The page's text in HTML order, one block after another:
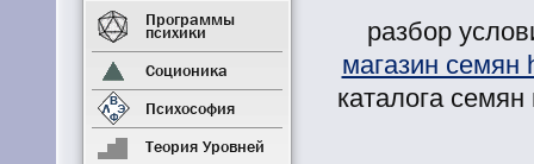
разбор
магазин семян
каталога
Программы
психики
Соционика
Психософия
Теория Уровней